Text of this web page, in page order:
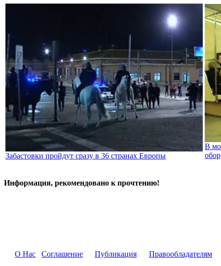
Забастовки пройдут сразу в 36 странах Европы
В
Информация, рекомендовано к прочтению!
О Нас Соглашение Публикация Правообладателям